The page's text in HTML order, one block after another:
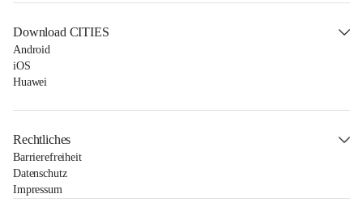
Download CITIES
Android
iOS
Huawei
Rechtliches
Barrierefreiheit
Datenschutz
Impressum